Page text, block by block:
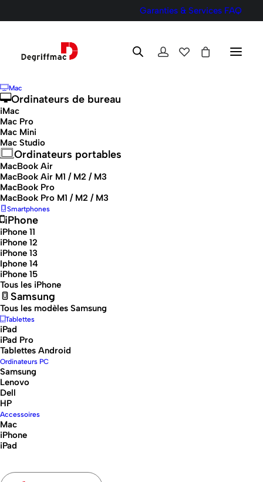
Garanties & Services FAQ
Mac
Ordinateurs de bureau
iMac
Mac Pro
Mac Mini
Mac Studio
Ordinateurs portables
MacBook Air
MacBook Air M1 / M2 / M3
MacBook Pro
MacBook Pro M1 / M2 / M3
Smartphones
iPhone
iPhone 11
iPhone 12
iPhone 13
Iphone 14
iPhone 15
Tous les iPhone
Samsung
Tous les modèles Samsung
Tablettes
iPad
iPad Pro
Tablettes Android
Ordinateurs PC
Samsung
Lenovo
Dell
HP
Accessoires
Mac
iPhone
iPad
iPhone 15 128 Go– Écran 6,1″ OLED Super Retina XDR,